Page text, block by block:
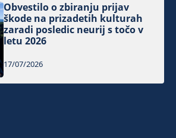
Obvestilo o zbiranju prijav
škode na prizadetih kulturah
zaradi posledic neurij s točo v
letu 2026
17/07/2026